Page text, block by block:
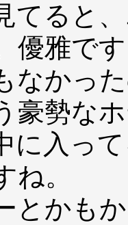
てると
優雅で
かっ
豪勢な
入っ
ね。
かも